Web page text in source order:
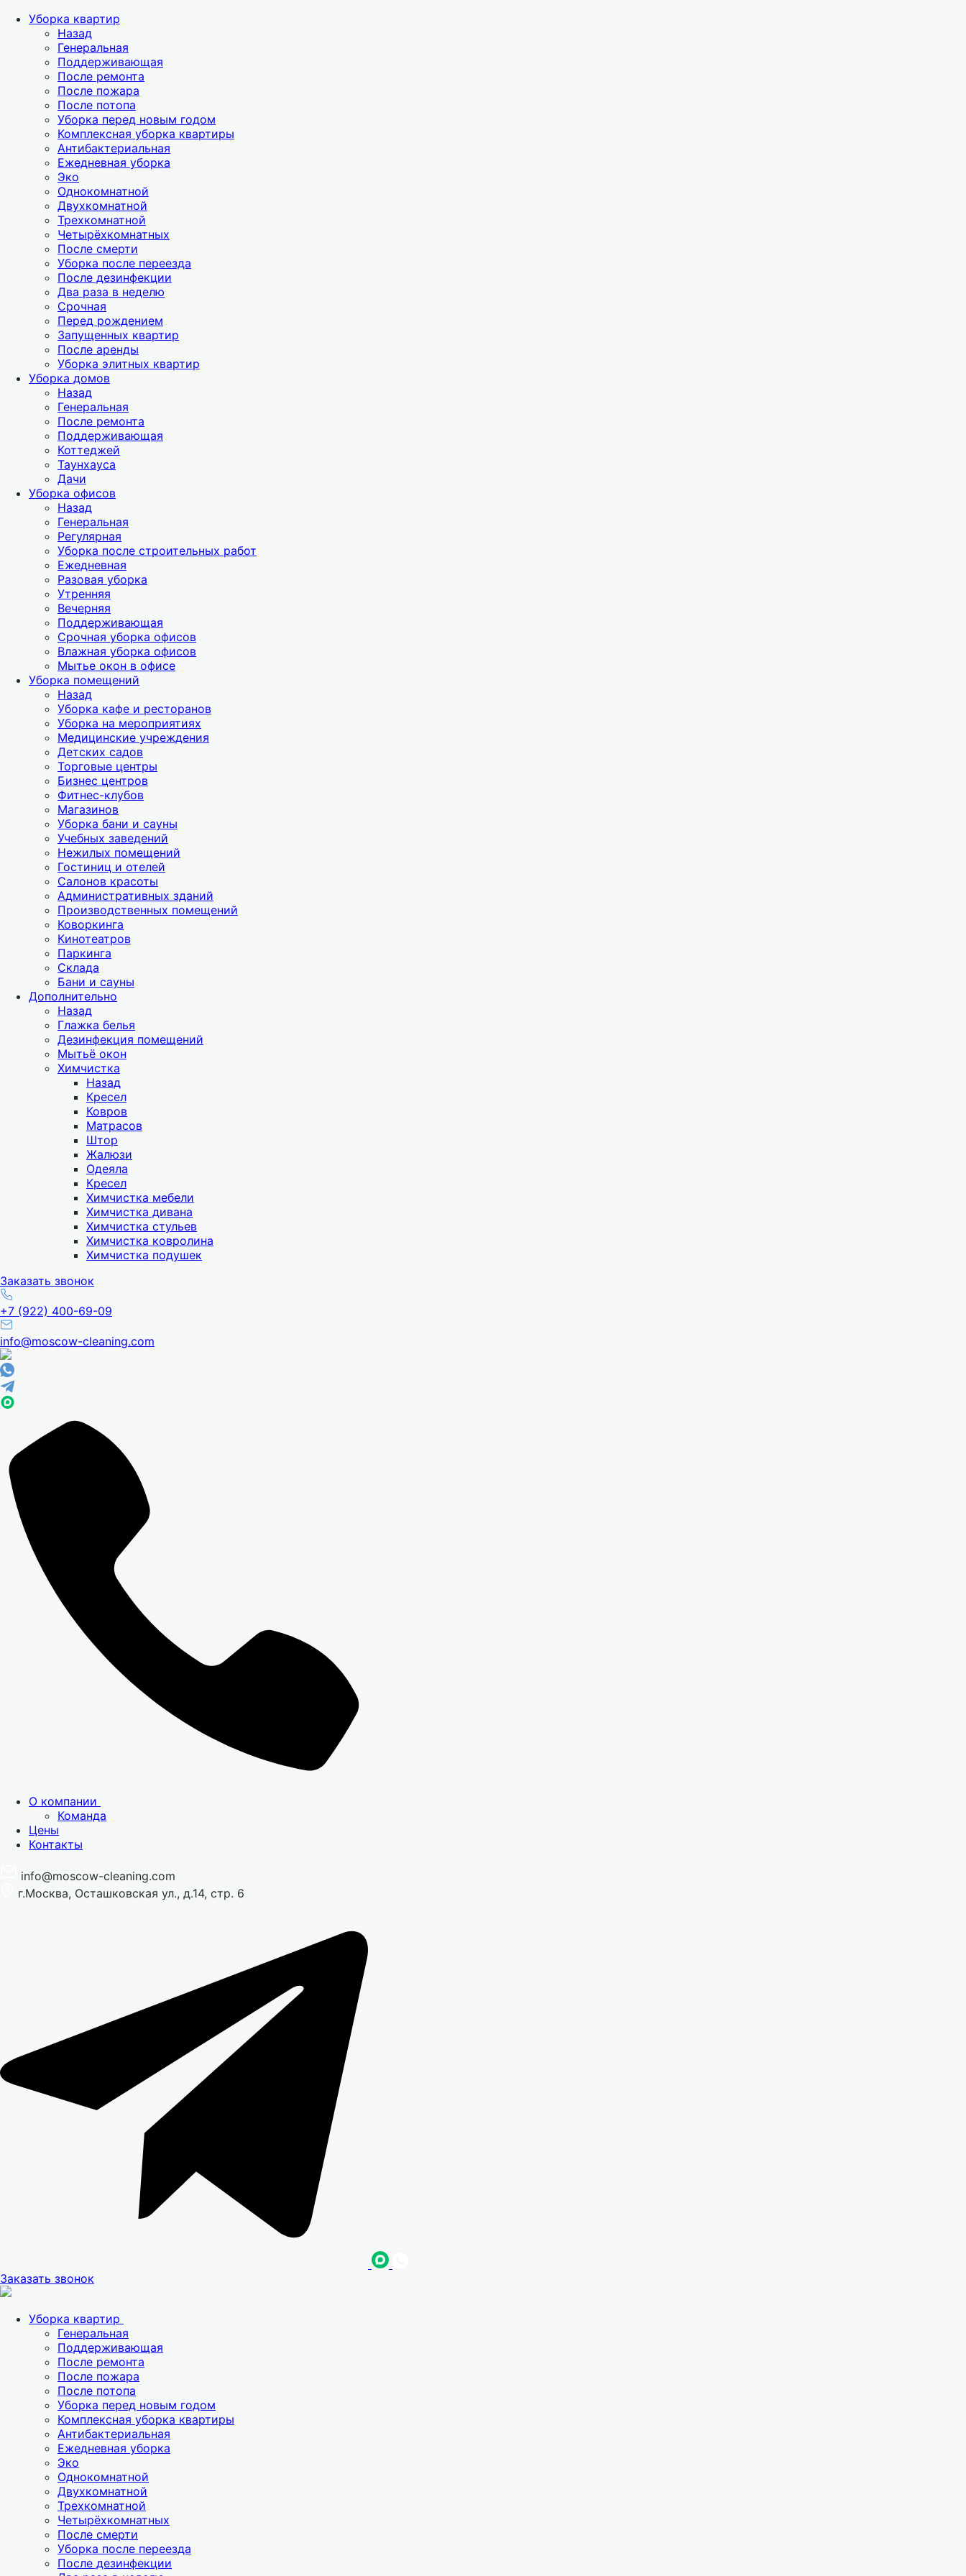
Уборка квартир
Назад
Генеральная
Поддерживающая
После ремонта
После пожара
После потопа
Уборка перед новым годом
Комплексная уборка квартиры
Антибактериальная
Ежедневная уборка
Эко
Однокомнатной
Двухкомнатной
Трехкомнатной
Четырёхкомнатных
После смерти
Уборка после переезда
После дезинфекции
Два раза в неделю
Срочная
Перед рождением
Запущенных квартир
После аренды
Уборка элитных квартир
Уборка домов
Назад
Генеральная
После ремонта
Поддерживающая
Коттеджей
Таунхауса
Дачи
Уборка офисов
Назад
Генеральная
Регулярная
Уборка после строительных работ
Ежедневная
Разовая уборка
Утренняя
Вечерняя
Поддерживающая
Срочная уборка офисов
Влажная уборка офисов
Мытье окон в офисе
Уборка помещений
Назад
Уборка кафе и ресторанов
Уборка на мероприятиях
Медицинские учреждения
Детских садов
Торговые центры
Бизнес центров
Фитнес-клубов
Магазинов
Уборка бани и сауны
Учебных заведений
Нежилых помещений
Гостиниц и отелей
Салонов красоты
Административных зданий
Производственных помещений
Коворкинга
Кинотеатров
Паркинга
Склада
Бани и сауны
Дополнительно
Назад
Глажка белья
Дезинфекция помещений
Мытьё окон
Химчистка
Назад
Кресел
Ковров
Матрасов
Штор
Жалюзи
Одеяла
Кресел
Химчистка мебели
Химчистка дивана
Химчистка стульев
Химчистка ковролина
Химчистка подушек
Заказать звонок
+7 (922) 400-69-09
info@moscow-cleaning.com
О компании
Команда
Цены
Контакты
info@moscow-cleaning.com
г.Москва, Осташковская ул., д.14, стр. 6
Заказать звонок
Уборка квартир
Генеральная
Поддерживающая
После ремонта
После пожара
После потопа
Уборка перед новым годом
Комплексная уборка квартиры
Антибактериальная
Ежедневная уборка
Эко
Однокомнатной
Двухкомнатной
Трехкомнатной
Четырёхкомнатных
После смерти
Уборка после переезда
После дезинфекции